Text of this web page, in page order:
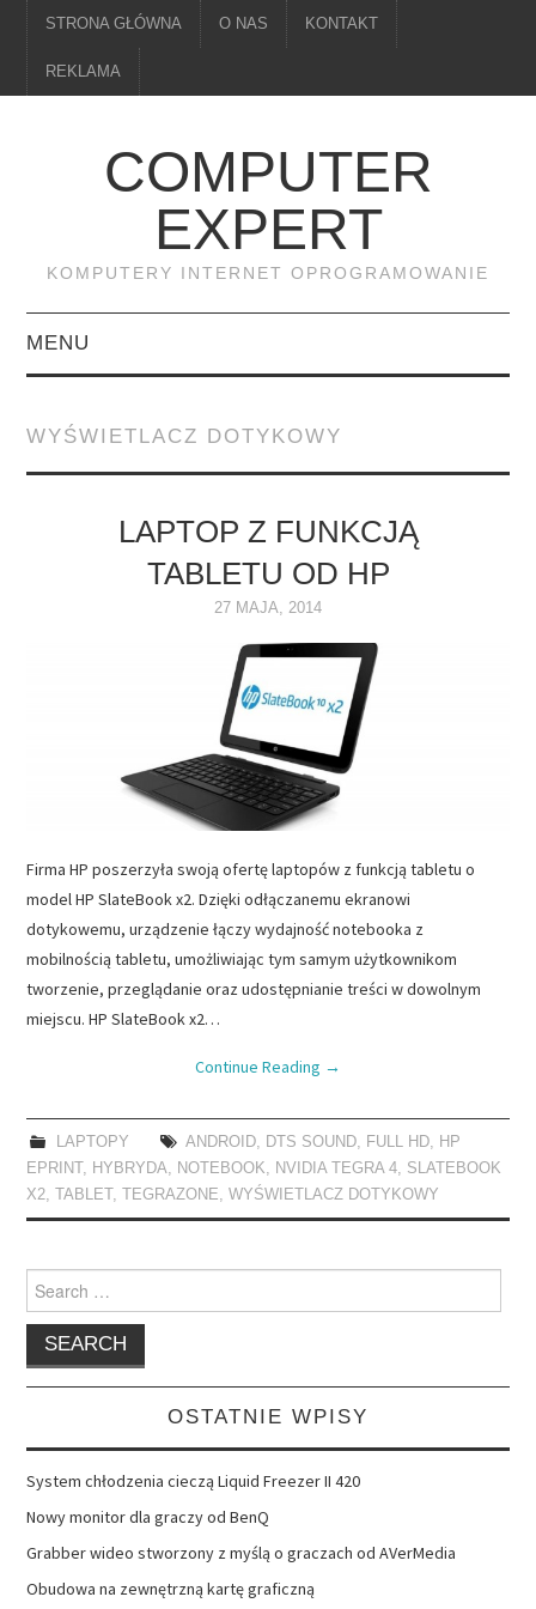
STRONA GŁÓWNA O NAS KONTAKT
REKLAMA
COMPUTER
EXPERT
KOMPUTERY INTERNET OPROGRAMOWANIE
MENU
MONITORY
OPROGRAMOWANIE
WYŚWIETLACZ DOTYKOWY
LAPTOP Z FUNKCJĄ
TABLETU OD HP
27 MAJA, 2014
Firma HP poszerzyła swoją ofertę laptopów z funkcją tabletu o
model HP SlateBook x2. Dzięki odłączanemu ekranowi
dotykowemu, urządzenie łączy wydajność notebooka z
mobilnością tabletu, umożliwiając tym samym użytkownikom
tworzenie, przeglądanie oraz udostępnianie treści w dowolnym
miejscu. HP SlateBook x2…
Continue Reading →
LAPTOPY ANDROID, DTS SOUND, FULL HD, HP
EPRINT , HYBRYDA, NOTEBOOK, NVIDIA TEGRA 4, SLATEBOOK
X2, TABLET , TEGRAZONE,WYŚWIETLACZ DOTYKOWY
Search
for:
OSTATNIE WPISY
System chłodzenia cieczą Liquid Freezer II 420
Nowy monitor dla graczy od BenQ
Grabber wideo stworzony z myślą o graczach od AVerMedia
Obudowa na zewnętrzną kartę graficzną